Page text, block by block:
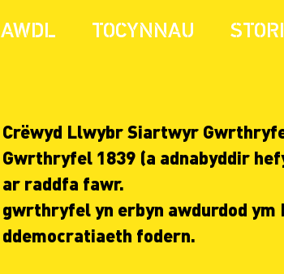
AWDL TOCYNNAU
Crëwyd Llwybr Siartwyr
Gwrthryfel 1839 (a adnabyddir
ar raddfa fawr.
gwrthryfel yn erbyn awdurdod
ddemocratiaeth fodern.